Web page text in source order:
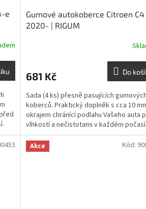
e
Gumové autokoberce Citroen C4
2020- | RIGUM
681 Kč Do
Sada (4 ks) přesně pasujících gumových
koberců. Praktický doplněk s cca 10
okrajem chránící podlahu Vašeho auta
vlhkostí a nečistotami v každém počasí.
Akce Kód: